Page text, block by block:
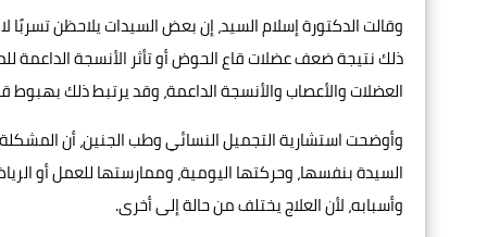
وقالت الدكتورة إسلام السيد، إن بعض السيدات يلاحظن تسربًا
ذلك نتيجة ضعف عضلات قاع الحوض أو تأثر الأنسجة الداعمة
العضلات والأعصاب والأنسجة الداعمة، وقد يرتبط ذلك
وأوضحت استشارية التجميل النسائي وطب الجنين، أن
السيدة بنفسها، وحركتها اليومية، وممارستها للعمل أو
وأسبابه، لأن العلاج يختلف من حالة إلى أخرى.